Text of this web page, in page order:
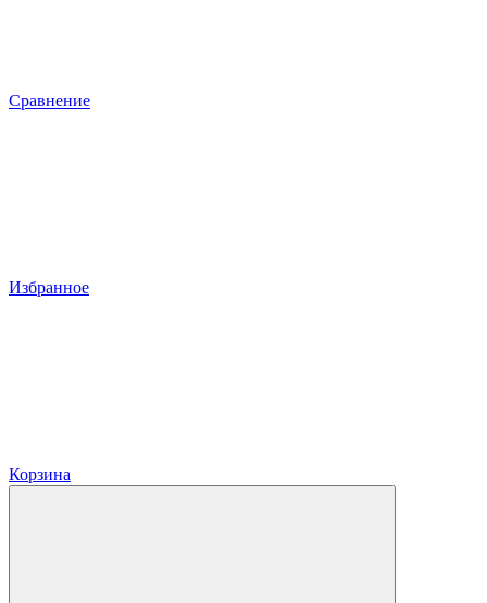
Сравнение
Избранное
Корзина